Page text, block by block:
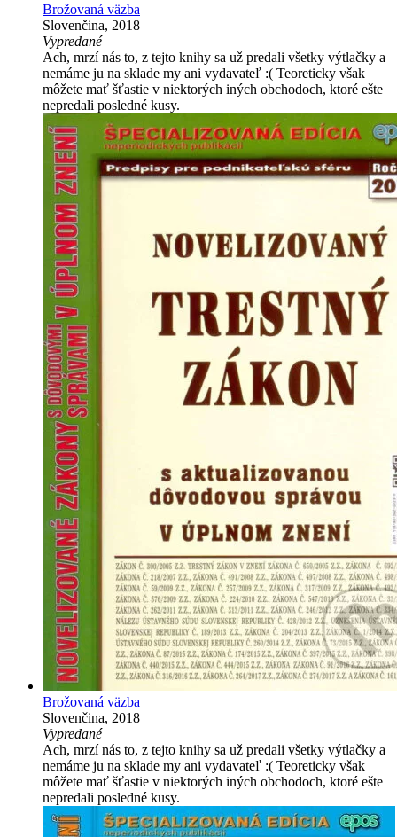
Brožovaná väzba
Slovenčina, 2018
Vypredané
Ach, mrzí nás to, z tejto knihy sa už predali všetky výtlačky a
nemáme ju na sklade my ani vydavateľ :( Teoreticky však
môžete mať šťastie v niektorých iných obchodoch, ktoré ešte
nepredali posledné kusy.
Brožovaná väzba
Slovenčina, 2018
Vypredané
Ach, mrzí nás to, z tejto knihy sa už predali všetky výtlačky a
nemáme ju na sklade my ani vydavateľ :( Teoreticky však
môžete mať šťastie v niektorých iných obchodoch, ktoré ešte
nepredali posledné kusy.